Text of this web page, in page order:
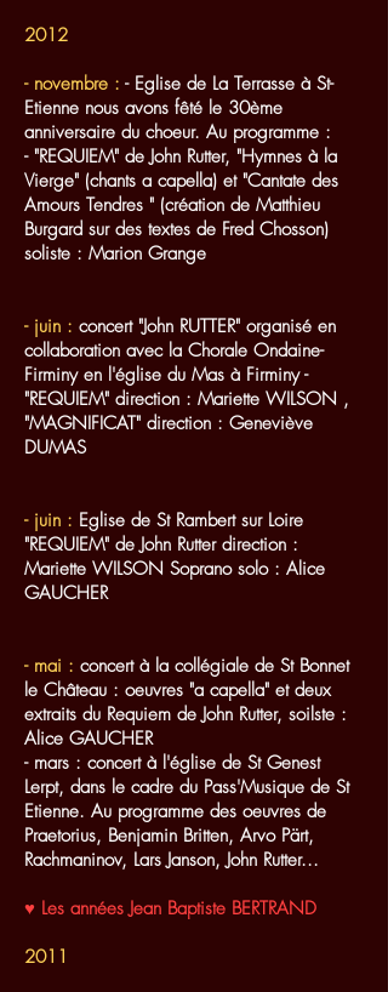
2012
- novembre : - Eglise de La Terrasse à St-
Etienne nous avons fêté le 30ème
anniversaire du choeur. Au programme :
- "REQUIEM" de John Rutter, "Hymnes à la
Vierge" (chants a capella) et "Cantate des
Amours Tendres " (création de Matthieu
Burgard sur des textes de Fred Chosson)
soliste : Marion Grange
- juin : concert "John RUTTER" organisé en
collaboration avec la Chorale Ondaine-
Firminy en l'église du Mas à Firminy -
"REQUIEM" direction : Mariette WILSON ,
"MAGNIFICAT" direction : Geneviève
DUMAS
- juin : Eglise de St Rambert sur Loire
"REQUIEM" de John Rutter direction :
Mariette WILSON Soprano solo : Alice
GAUCHER
- mai : concert à la collégiale de St Bonnet
le Château : oeuvres "a capella" et deux
extraits du Requiem de John Rutter, soilste :
Alice GAUCHER
- mars : concert à l'église de St Genest
Lerpt, dans le cadre du Pass'Musique de St
Etienne. Au programme des oeuvres de
Praetorius, Benjamin Britten, Arvo Pärt,
Rachmaninov, Lars Janson, John Rutter...
♥ Les années Jean Baptiste BERTRAND
2011